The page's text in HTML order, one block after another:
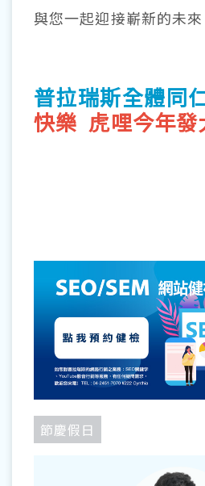
與您一起迎接嶄新的未來
普拉瑞斯全體同
快樂 虎哩今年發
節慶假日